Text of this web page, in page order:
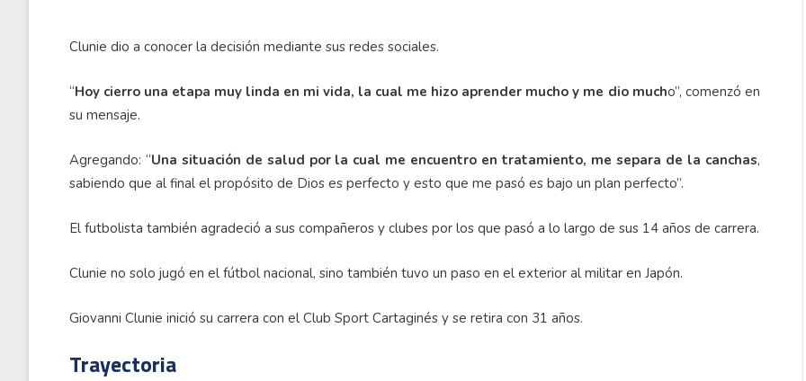
Clunie dio a conocer la decisión mediante sus redes sociales.
“Hoy cierro una etapa muy linda en mi vida, la cual me hizo aprender mucho y me dio mucho”, comenzó en
su mensaje.
Agregando: “Una situación de salud por la cual me encuentro en tratamiento, me separa de la canchas,
sabiendo que al final el propósito de Dios es perfecto y esto que me pasó es bajo un plan perfecto”.
El futbolista también agradeció a sus compañeros y clubes por los que pasó a lo largo de sus 14 años de carrera.
Clunie no solo jugó en el fútbol nacional, sino también tuvo un paso en el exterior al militar en Japón.
Giovanni Clunie inició su carrera con el Club Sport Cartaginés y se retira con 31 años.
Trayectoria